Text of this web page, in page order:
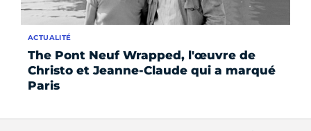
The Pont Neuf Wrapped, l'œuvre de
Christo et Jeanne-Claude qui a marqué
Paris
ACTUALITÉ